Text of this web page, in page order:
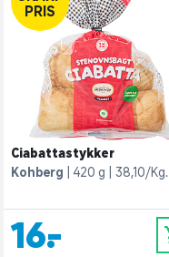
PRIS
Ciabattastykker
Kohberg
420 g 38,10/Kg.
16,-